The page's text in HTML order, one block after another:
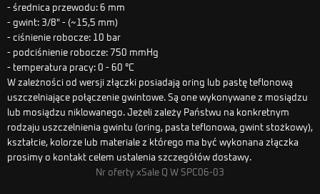
- średnica przewodu: 6 mm
- gwint: 3/8" - (~15,5 mm)
- ciśnienie robocze: 10 bar
- podciśnienie robocze: 750 mmHg
- temperatura pracy: 0 - 60 °C
W zależności od wersji złączki posiadają oring lub pastę teflonową
uszczelniające połączenie gwintowe. Są one wykonywane z mosiądzu
lub mosiądzu niklowanego. Jeżeli zależy Państwu na konkretnym
rodzaju uszczelnienia gwintu (oring, pasta teflonowa, gwint stożkowy),
kształcie, kolorze lub materiale z którego ma być wykonana złączka
prosimy o kontakt celem ustalenia szczegółów dostawy.
Nr oferty xSale Q W SPC06-03